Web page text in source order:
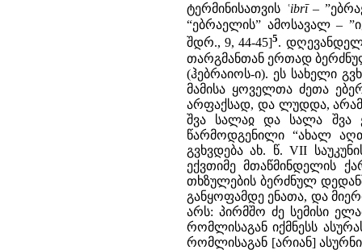
ტერმინისათვის ʿibrī–
“ებრაელის” ამოსავალ –
შდრ., 9, 44-45]5.
თარგმანთან ერთად
(ჰებრაიოს-ი). ეს სახელი
მამისა ყოველთა ძეთა
არფაქსად, და ლუდდა,
შვა სალაჲ და სალა შვა
წარმოდგენილი “ახალ
გვხვდება ახ. წ. VII
ექვთიმე მთაწმინდელის
თხზულების ბერძნულ
განყოფამდე ენათა, და
არს: პირმშო ძე სემისი
რომლისაგან იქმნესს
რომლისაგან [არიან]